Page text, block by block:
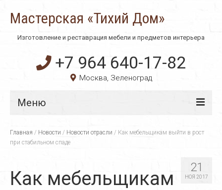
Мастерская «Тихий Дом»
Изготовление и реставрация мебели и предметов интерьера
+7 964 640-17-82
Москва, Зеленоград
Меню
Главная
Технологии
Главная / Новости / Новости отрасли / Как мебельщикам выйти в рост
при стабильном спаде
21
НОЯ 2017
Как мебельщикам